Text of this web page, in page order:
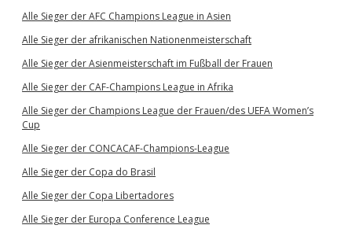
Alle Sieger der AFC Champions League in Asien
Alle Sieger der afrikanischen Nationenmeisterschaft
Alle Sieger der Asienmeisterschaft im Fußball der Frauen
Alle Sieger der CAF-Champions League in Afrika
Alle Sieger der Champions League der Frauen/des UEFA Women’s
Cup
Alle Sieger der CONCACAF-Champions-League
Alle Sieger der Copa do Brasil
Alle Sieger der Copa Libertadores
Alle Sieger der Europa Conference League